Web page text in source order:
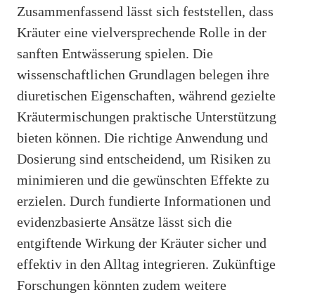
Zusammenfassend lässt sich feststellen, dass
Kräuter eine vielversprechende Rolle in der
sanften Entwässerung spielen. Die
wissenschaftlichen Grundlagen belegen ihre
diuretischen Eigenschaften, während gezielte
Kräutermischungen praktische Unterstützung
bieten können. Die richtige Anwendung und
Dosierung sind entscheidend, um Risiken zu
minimieren und die gewünschten Effekte zu
erzielen. Durch fundierte Informationen und
evidenzbasierte Ansätze lässt sich die
entgiftende Wirkung der Kräuter sicher und
effektiv in den Alltag integrieren. Zukünftige
Forschungen könnten zudem weitere